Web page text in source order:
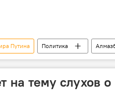
Путина Политика
Россия
на тему слухов о